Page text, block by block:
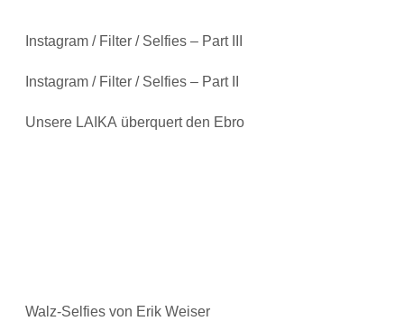
Instagram / Filter / Selfies – Part III
Instagram / Filter / Selfies – Part II
Unsere LAIKA überquert den Ebro
Walz-Selfies von Erik Weiser